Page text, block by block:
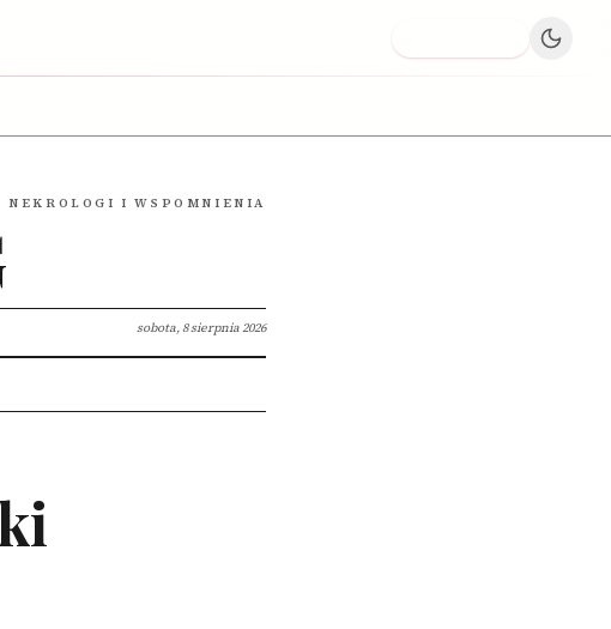
NEKROLOGI I WSPOMNIENIA
sobota, 8 sierpnia 2026